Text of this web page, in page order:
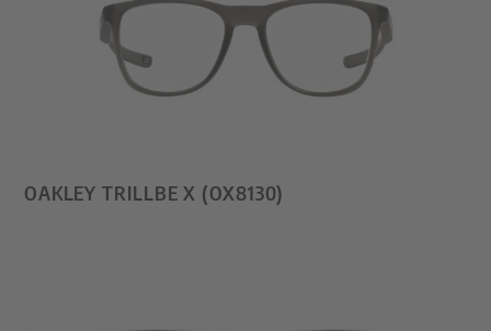
OAKLEY TRILLBE X (OX8130)